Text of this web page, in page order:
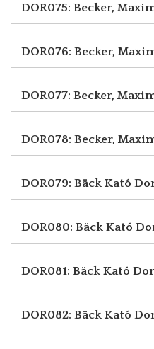
DOR075: Becker,
DOR076: Becker,
DOR077: Becker,
DOR078: Becker,
DOR079: Bäck Kató
DOR080: Bäck Kató
DOR081: Bäck Kató
DOR082: Bäck Kató